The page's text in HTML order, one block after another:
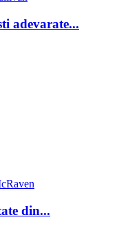
adevarate...
din...